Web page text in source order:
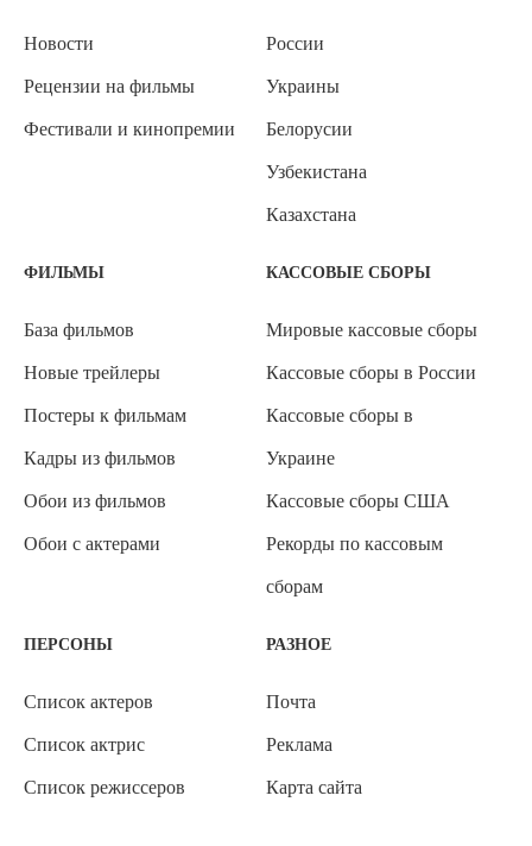
Новости
Рецензии на фильмы
Фестивали и кинопремии
России
Украины
Белорусии
Узбекистана
Казахстана
ФИЛЬМЫ
База фильмов
Новые трейлеры
Постеры к фильмам
Кадры из фильмов
Обои из фильмов
Обои с актерами
КАССОВЫЕ СБОРЫ
Мировые кассовые сборы
Кассовые сборы в России
Кассовые сборы в
Украине
Кассовые сборы США
Рекорды по кассовым
сборам
ПЕРСОНЫ
Список актеров
Список актрис
Список режиссеров
РАЗНОЕ
Почта
Реклама
Карта сайта